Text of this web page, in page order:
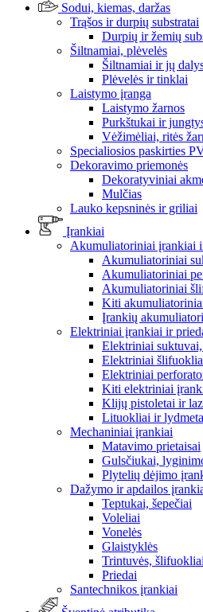
Sodui, kiemas, daržas
Trąšos ir durpių substratai
Durpių ir žemių
Šiltnamiai, plėvelės
Šiltnamiai ir jų
Plėvelės ir tinklai
Laistymo įranga
Laistymo žarnos
Purkštukai ir
Vėžimėliai, ritės
Specialiosios paskirties
Dekoravimo priemonės
Dekoratyviniai
Mulčias
Lauko kepsninės ir griliai
Įrankiai
Akumuliatoriniai įrankiai
Akumuliatoriniai
Akumuliatoriniai
Akumuliatoriniai
Kiti
Įrankių
Elektriniai įrankiai ir
Elektriniai
Elektriniai
Elektriniai
Kiti elektriniai
Klijų pistoletai ir
Lituokliai ir
Mechaniniai įrankiai
Matavimo prietaisai
Gulsčiukai,
Plytelių dėjimo
Dažymo ir apdailos
Teptukai, šepečiai
Voleliai
Vonelės
Glaistyklės
Trintuvės, šlifuokliai
Priedai
Santechnikos įrankiai